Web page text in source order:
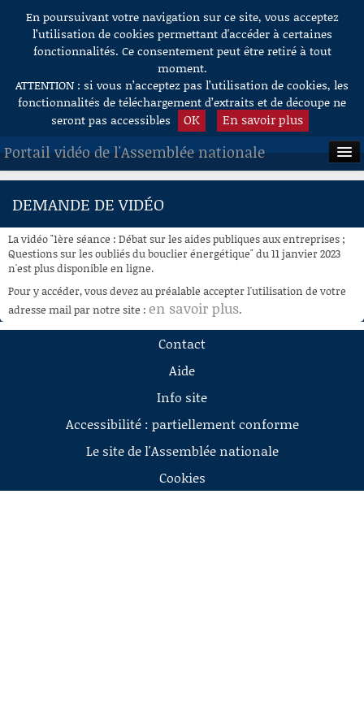
Aller au contenu
En poursuivant votre navigation sur ce site, vous acceptez
l’utilisation de cookies permettant d'accéder à certaines
fonctionnalités. Ce consentement peut être retiré à tout
moment.
ATTENTION : si vous n’acceptez pas l’utilisation de cookies, les
fonctionnalités de téléchargement d’extraits et de découpe ne
seront pas accessibles
OK En savoir plus
Portail vidéo de l'Assemblée nationale
ACCUEIL
À LA DEMANDE
RECHERCHE
AIDE À LA DÉCOUPE
DE VIDÉOS
DEMANDE DE VIDÉO
La vidéo "1ère séance : Débat sur les aides publiques aux entreprises ;
Questions sur les oubliés du bouclier énergétique" du 11 janvier 2023
n'est plus disponible en ligne.
Pour y accéder, vous devez au préalable accepter l'utilisation de votre
adresse mail par notre site : en savoir plus.
Contact
Aide
Info site
Accessibilité : partiellement conforme
Le site de l'Assemblée nationale
Cookies